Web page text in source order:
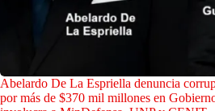
Abelardo De La Espriella denuncia
por más de $370 mil millones en